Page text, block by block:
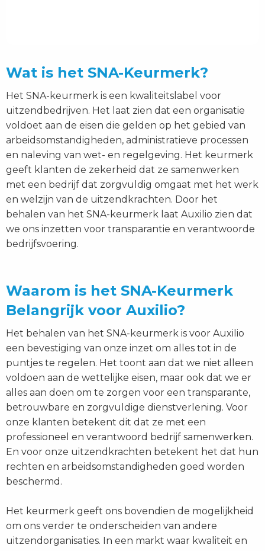
Wat is het SNA-Keurmerk?
Het SNA-keurmerk is een kwaliteitslabel voor
uitzendbedrijven. Het laat zien dat een organisatie
voldoet aan de eisen die gelden op het gebied van
arbeidsomstandigheden, administratieve processen
en naleving van wet- en regelgeving. Het keurmerk
geeft klanten de zekerheid dat ze samenwerken
met een bedrijf dat zorgvuldig omgaat met het werk
en welzijn van de uitzendkrachten. Door het
behalen van het SNA-keurmerk laat Auxilio zien dat
we ons inzetten voor transparantie en verantwoorde
bedrijfsvoering.
Waarom is het SNA-Keurmerk
Belangrijk voor Auxilio?
Het behalen van het SNA-keurmerk is voor Auxilio
een bevestiging van onze inzet om alles tot in de
puntjes te regelen. Het toont aan dat we niet alleen
voldoen aan de wettelijke eisen, maar ook dat we er
alles aan doen om te zorgen voor een transparante,
betrouwbare en zorgvuldige dienstverlening. Voor
onze klanten betekent dit dat ze met een
professioneel en verantwoord bedrijf samenwerken.
En voor onze uitzendkrachten betekent het dat hun
rechten en arbeidsomstandigheden goed worden
beschermd.
Het keurmerk geeft ons bovendien de mogelijkheid
om ons verder te onderscheiden van andere
uitzendorganisaties. In een markt waar kwaliteit en